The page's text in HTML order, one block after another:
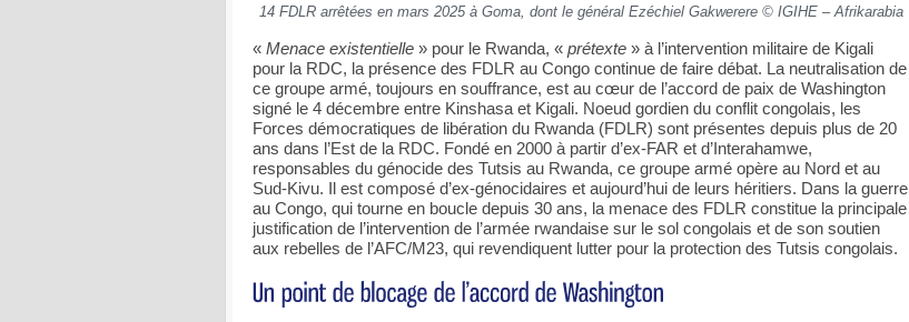
14 FDLR arrêtées en mars 2025 à Goma, dont le général Ezéchiel Gakwerere © IGIHE – Afrikarabia
« Menace existentielle » pour le Rwanda, « prétexte » à l’intervention militaire de Kigali
pour la RDC, la présence des FDLR au Congo continue de faire débat. La neutralisation de
ce groupe armé, toujours en souffrance, est au cœur de l’accord de paix de Washington
signé le 4 décembre entre Kinshasa et Kigali. Noeud gordien du conflit congolais, les
Forces démocratiques de libération du Rwanda (FDLR) sont présentes depuis plus de 20
ans dans l’Est de la RDC. Fondé en 2000 à partir d’ex-FAR et d’Interahamwe,
responsables du génocide des Tutsis au Rwanda, ce groupe armé opère au Nord et au
Sud-Kivu. Il est composé d’ex-génocidaires et aujourd’hui de leurs héritiers. Dans la guerre
au Congo, qui tourne en boucle depuis 30 ans, la menace des FDLR constitue la principale
justification de l’intervention de l’armée rwandaise sur le sol congolais et de son soutien
aux rebelles de l’AFC/M23, qui revendiquent lutter pour la protection des Tutsis congolais.